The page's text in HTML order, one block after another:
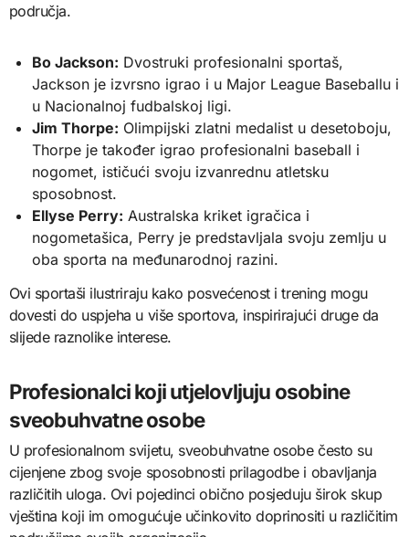
područja.
Bo Jackson: Dvostruki profesionalni sportaš,
Jackson je izvrsno igrao i u Major League Baseballu i
u Nacionalnoj fudbalskoj ligi.
Jim Thorpe: Olimpijski zlatni medalist u desetoboju,
Thorpe je također igrao profesionalni baseball i
nogomet, ističući svoju izvanrednu atletsku
sposobnost.
Ellyse Perry: Australska kriket igračica i
nogometašica, Perry je predstavljala svoju zemlju u
oba sporta na međunarodnoj razini.
Ovi sportaši ilustriraju kako posvećenost i trening mogu
dovesti do uspjeha u više sportova, inspirirajući druge da
slijede raznolike interese.
Profesionalci koji utjelovljuju osobine
sveobuhvatne osobe
U profesionalnom svijetu, sveobuhvatne osobe često su
cijenjene zbog svoje sposobnosti prilagodbe i obavljanja
različitih uloga. Ovi pojedinci obično posjeduju širok skup
vještina koji im omogućuje učinkovito doprinositi u različitim